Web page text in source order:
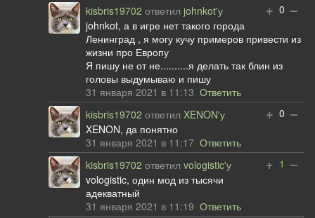
+ 0 –
kisbris19702 ответил johnkot'у
johnkot, а в игре нет такого города
Ленинград , я могу кучу примеров привести из
жизни про Европу
Я пишу не от не..........я делать так блин из
головы выдумываю и пишу
31 января 2021 в 11:13 Ответить
+ 0 –
kisbris19702 ответил XENON'у
XENON, да понятно
31 января 2021 в 11:17 Ответить
+ 1 –
kisbris19702 ответил vologistic'у
vologistic, один мод из тысячи
адекватный
31 января 2021 в 11:19 Ответить